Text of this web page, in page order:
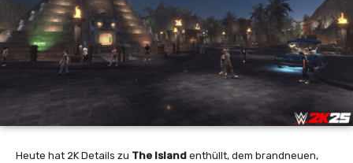
Heute hat 2K Details zu The Island enthüllt, dem brandneuen,